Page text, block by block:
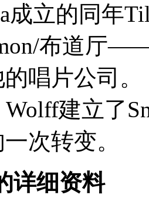
成立的同
布道厅
唱片公司。
建立了
次转变。
详细资料